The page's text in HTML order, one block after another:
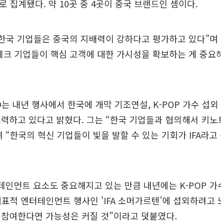
집계됐다. 약 10곳 중 4곳이 중국 브랜드인 셈이다.
국 기업들은 중국의 지배력이 강하다고 평가하고 있다”
기업들이 핵심 고객에 대한 가시성을 확보하는 게 중요
내년 행사에서 한국에 개막 기조연설, K-POP 가수 섭
하고 있다고 밝혔다. 그는 “한국 기업들과 협의해서 키
“한국의 혁신 기업들이 빛을 발할 수 있는 기회가 IFA라
인먼트 요소도 중요해지고 있는 만큼 내년에는 K-POP 가
적 엔터테인먼트 행사인 'IFA 소머가르텐'에 섭외하려고
여한다면 가능성은 커질 것”이라고 덧붙였다.